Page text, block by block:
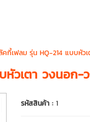
กี้เฟลม รุ่น HQ-214 แบบหัว
วเตา วงนอก
รหัสสินค้า : 1